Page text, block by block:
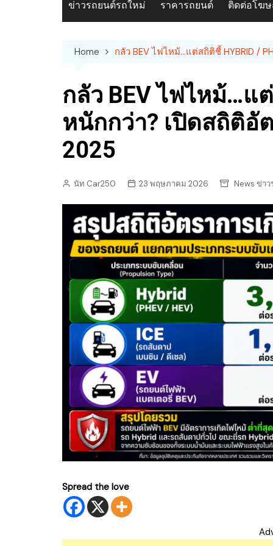
ข่าวรถยนต์รถใหม่ ราคารถยนต์ ติดต่อโฆ
Home กลัว BEV ไฟไหม้…แต่สถิติชี้ HYBRID /
กลัว BEV ไฟไหม้…แ
หนักกว่า? เปิดสถิติอั
2025
นัท Car250 23 พฤษภาคม 2026 News ข่า
Spread the love